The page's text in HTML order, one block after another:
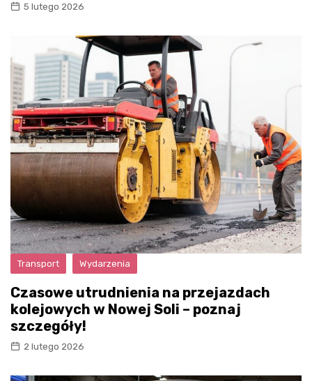
5 lutego 2026
Transport Wydarzenia
Czasowe utrudnienia na przejazdach
kolejowych w Nowej Soli – poznaj
szczegóły!
2 lutego 2026